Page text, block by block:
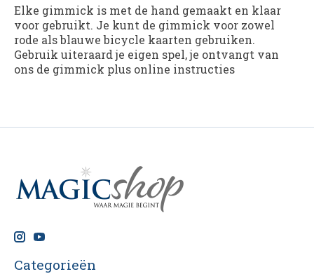
Elke gimmick is met de hand gemaakt en klaar
voor gebruikt. Je kunt de gimmick voor zowel
rode als blauwe bicycle kaarten gebruiken.
Gebruik uiteraard je eigen spel, je ontvangt van
ons de gimmick plus online instructies
Categorieën